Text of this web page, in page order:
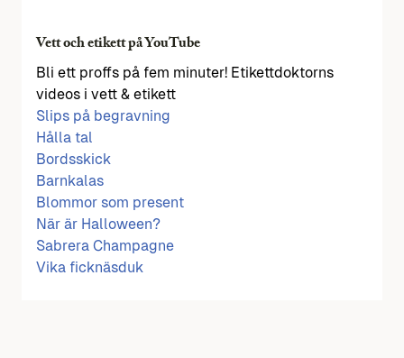
Vett och etikett på YouTube
Bli ett proffs på fem minuter! Etikettdoktorns
videos i vett & etikett
Slips på begravning
Hålla tal
Bordsskick
Barnkalas
Blommor som present
När är Halloween?
Sabrera Champagne
Vika ficknäsduk